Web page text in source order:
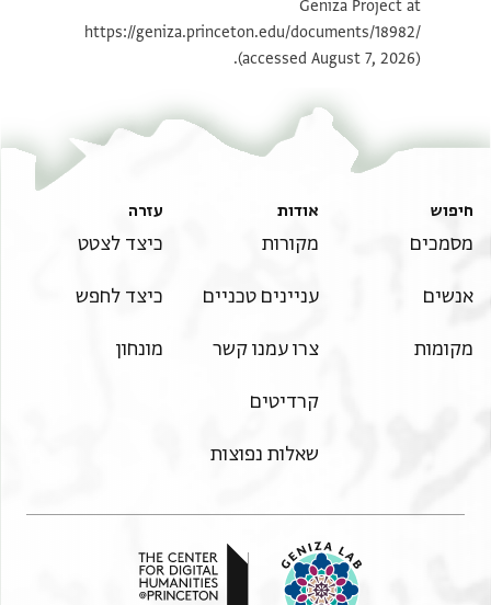
תנאי היתר שימוש בתצלום
Geniza Project at
https://geniza.princeton.edu/documents/18982/
(accessed August 7, 2026).
חיפוש
מסמכים
אנשים
מקומות
אודות
מקורות
עניינים טכניים
צרו עמנו קשר
קרדיטים
שאלות נפוצות
עזרה
כיצד לצטט
כיצד לחפש
מונחון